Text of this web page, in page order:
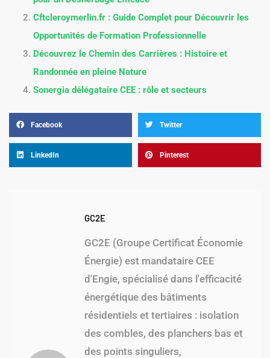
Cftcleroymerlin.fr : Guide Complet pour Découvrir les
Opportunités de Formation Professionnelle
Découvrez le Chemin des Carrières : Histoire et
Randonnée en pleine Nature
Sonergia délégataire CEE : rôle et secteurs
Facebook Twitter
LinkedIn Pinterest
GC2E
GC2E (Groupe Certificat Économie
Énergie) est mandataire CEE
d'Engie, spécialisé dans l'efficacité
énergétique des bâtiments
résidentiels et tertiaires : isolation
des combles, des planchers bas et
des points singuliers,